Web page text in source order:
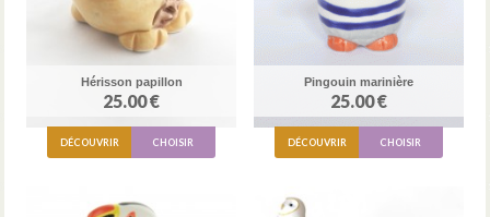
Hérisson papillon
25.00 €
DÉCOUVRIR CHOISIR
Pingouin marinière
25.00 €
DÉCOUVRIR CHOISIR